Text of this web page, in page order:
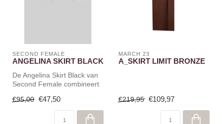
SECOND FEMALE
ANGELINA SKIRT BLACK
De Angelina Skirt Black van
Second Female combineert
an...
€95,00 €47,50
MARCH 23
A_SKIRT LIMIT BRONZE
€219,95 €109,97